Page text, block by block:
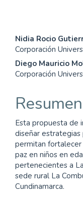
principal
del
artículo
Nidia Rocio
Corporación
Diego Mauricio
Corporación
Resumen
Esta propuesta de
diseñar estrategias
permitan fortalecer
paz en niños en
pertenecientes a
sede rural La
Cundinamarca.